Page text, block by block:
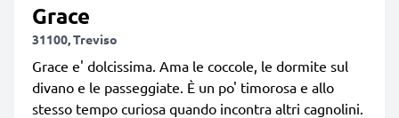
Grace
31100, Treviso
Grace e' dolcissima. Ama le coccole, le dormite sul
divano e le passeggiate. È un po' timorosa e allo
stesso tempo curiosa quando incontra altri cagnolini.